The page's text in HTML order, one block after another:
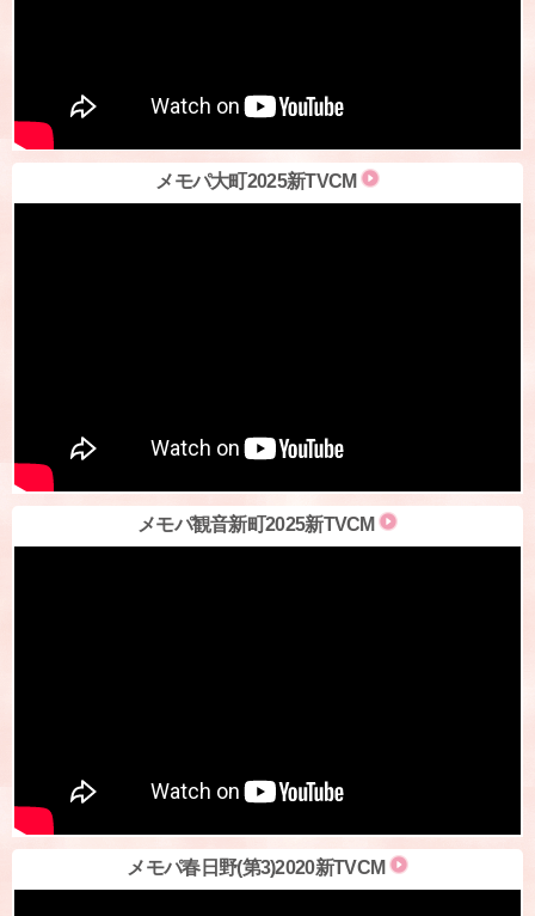
メモパ大町2025新TVCM
メモパ観音新町2025新TVCM
メモパ春日野(第3)2020新TVCM